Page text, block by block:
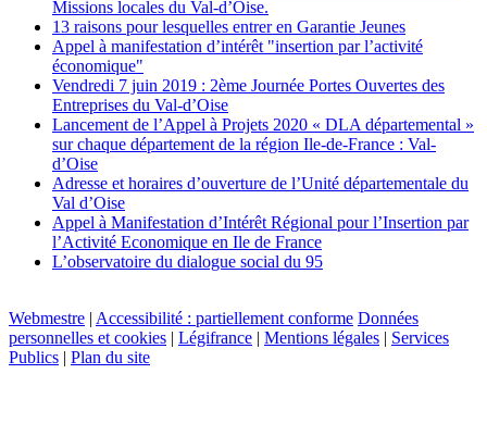
Missions locales du Val-d’Oise.
13 raisons pour lesquelles entrer en Garantie Jeunes
Appel à manifestation d’intérêt "insertion par l’activité
économique"
Vendredi 7 juin 2019 : 2ème Journée Portes Ouvertes des
Entreprises du Val-d’Oise
Lancement de l’Appel à Projets 2020 « DLA départemental »
sur chaque département de la région Ile-de-France : Val-
d’Oise
Adresse et horaires d’ouverture de l’Unité départementale du
Val d’Oise
Appel à Manifestation d’Intérêt Régional pour l’Insertion par
l’Activité Economique en Ile de France
L’observatoire du dialogue social du 95
Webmestre | Accessibilité : partiellement conforme Données
personnelles et cookies | Légifrance | Mentions légales | Services
Publics | Plan du site